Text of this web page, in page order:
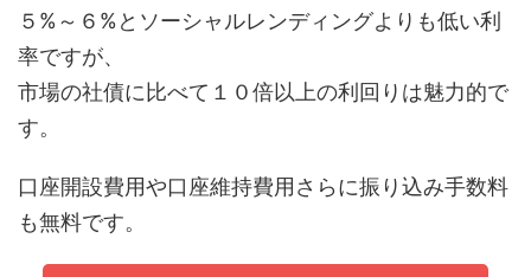
５%～６%とソーシャルレンディングよりも低い利
率ですが、
市場の社債に比べて１０倍以上の利回りは魅力的で
す。
口座開設費用や口座維持費用さらに振り込み手数料
も無料です。